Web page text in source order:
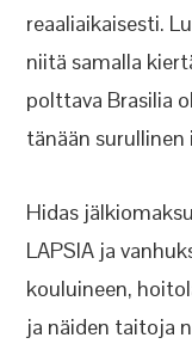
reaaliaikaisesti.
niitä samalla
polttava Brasilia
tänään surullinen
Hidas
LAPSIA ja
kouluineen,
ja näiden taitoja